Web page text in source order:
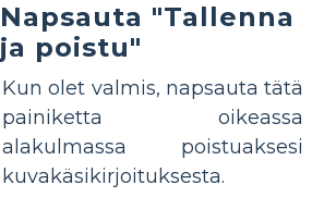
Napsauta "Tallenna
ja poistu"
Kun olet valmis, napsauta tätä
painiketta oikeassa
alakulmassa poistuaksesi
kuvakäsikirjoituksesta.